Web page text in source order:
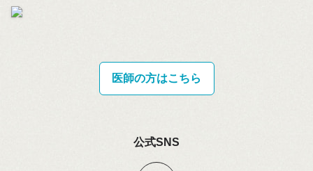
医師の方はこちら
公式SNS